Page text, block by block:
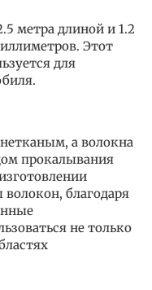
метра длиной и 1.2
Этот
для
а волокна
прокалывания
благодаря
не только